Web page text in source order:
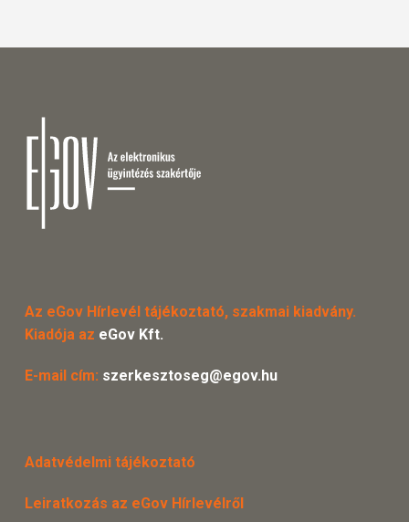
Az eGov Hírlevél tájékoztató, szakmai kiadvány.
Kiadója az eGov Kft.
E-mail cím: szerkesztoseg@egov.hu
Adatvédelmi tájékoztató
Leiratkozás az eGov Hírlevélről